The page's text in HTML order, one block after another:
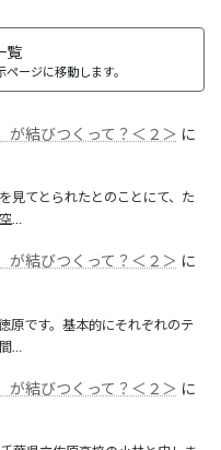
覧
ージに移動します。
が結びつくって？＜２＞ に
見てとられたとのことにて、た
…
が結びつくって？＜２＞ に
原です。基本的にそれぞれのテ
…
が結びつくって？＜２＞ に